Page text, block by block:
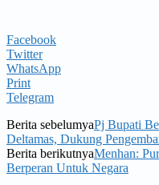
Facebook
Twitter
WhatsApp
Print
Telegram
Berita sebelumyaPj Bupati
Deltamas, Dukung
Berita berikutnyaMenhan:
Berperan Untuk Negara